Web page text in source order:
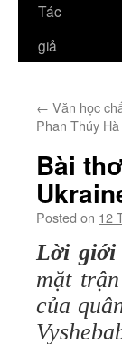
Tác
giả
← Văn học
Phan Thúy Hà
Bài
Posted on 12
Lời giới
mặt
của